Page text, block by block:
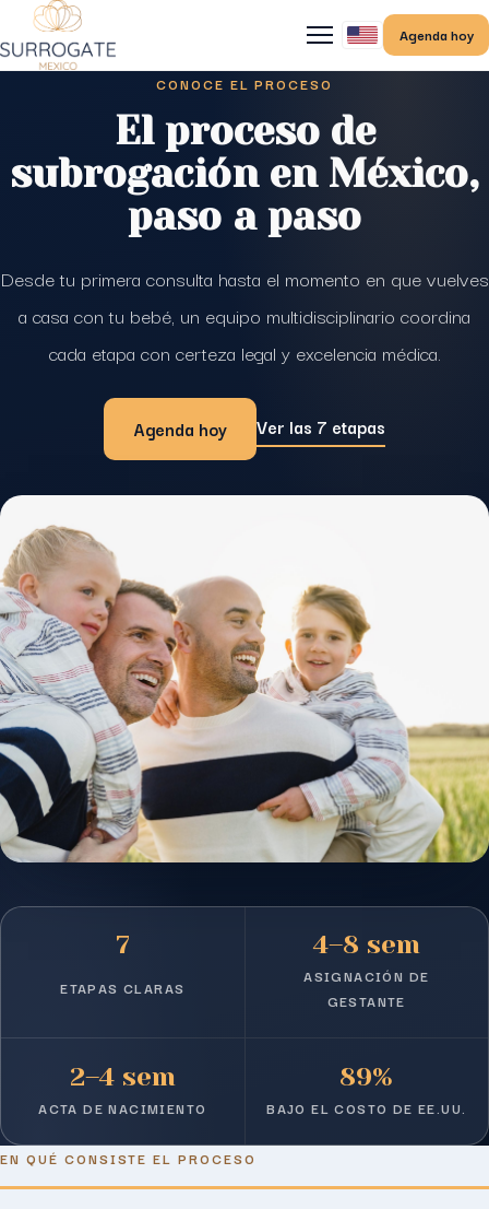
Agenda hoy
CONOCE EL PROCESO
El proceso de
subrogación en México,
paso a paso
Desde tu primera consulta hasta el momento en que vuelves
a casa con tu bebé, un equipo multidisciplinario coordina
cada etapa con certeza legal y excelencia médica.
Agenda hoy Ver las 7 etapas
7
ETAPAS CLARAS
4–8 sem
ASIGNACIÓN DE
GESTANTE
2–4 sem
ACTA DE NACIMIENTO
89%
BAJO EL COSTO DE EE.UU.
EN QUÉ CONSISTE EL PROCESO